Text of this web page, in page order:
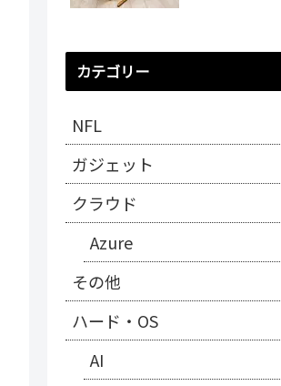
カテゴリー
NFL
ガジェット
クラウド
Azure
その他
ハード・OS
AI